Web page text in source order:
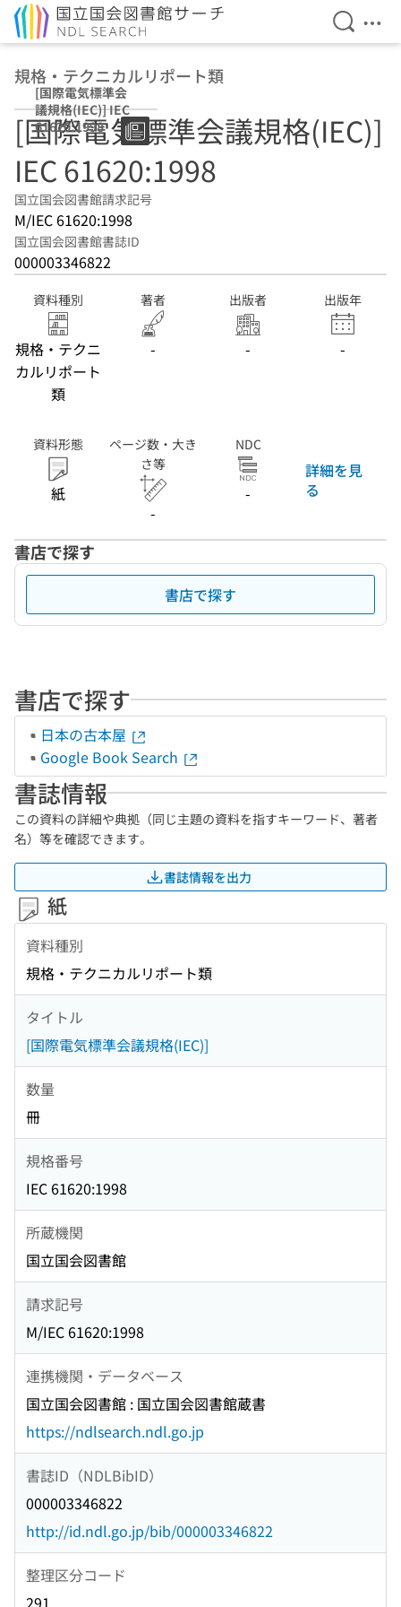
検索を
メ
規格・テクニカルリポート類
[国際電気標準会
議規格(IEC)] IEC
61620:1998
[国際電気標準会議規格(IEC)]
IEC 61620:1998
国立国会図書館請求記号
M/IEC 61620:1998
国立国会図書館書誌ID
000003346822
資料種別
規格・テクニ
カルリポート
類
著者
-
出版者
-
出版年
-
資料形態
紙
ページ数・大き
さ等
-
NDC
-
詳細を見
る
書店で探す
書店で探す
書店で探す
日本の古本屋
Google Book Search
書誌情報
この資料の詳細や典拠（同じ主題の資料を指すキーワード、著者
名）等を確認できます。
書誌情報を出力
紙
資料種別
規格・テクニカルリポート類
タイトル
[国際電気標準会議規格(IEC)]
数量
冊
規格番号
IEC 61620:1998
所蔵機関
国立国会図書館
請求記号
M/IEC 61620:1998
連携機関・データベース
国立国会図書館 : 国立国会図書館蔵書
https://ndlsearch.ndl.go.jp
書誌ID（NDLBibID）
000003346822
http://id.ndl.go.jp/bib/000003346822
整理区分コード
291